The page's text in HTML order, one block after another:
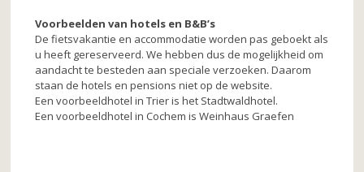
Voorbeelden van hotels en B&B’s
De fietsvakantie en accommodatie worden pas geboekt als
u heeft gereserveerd. We hebben dus de mogelijkheid om
aandacht te besteden aan speciale verzoeken. Daarom
staan ​​de hotels en pensions niet op de website.
Een voorbeeldhotel in Trier is het Stadtwaldhotel.
Een voorbeeldhotel in Cochem is Weinhaus Graefen